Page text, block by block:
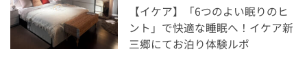
【イケア】「6つのよい眠りのヒ
ント」で快適な睡眠へ！イケア新
三郷にてお泊り体験ルポ